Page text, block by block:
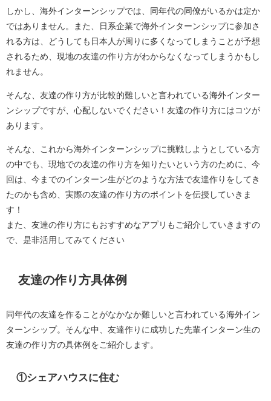
しかし、海外インターンシップでは、同年代の同僚がいるかは定か
ではありません。また、日系企業で海外インターンシップに参加さ
れる方は、どうしても日本人が周りに多くなってしまうことが予想
されるため、現地の友達の作り方がわからなくなってしまうかもし
れません。
そんな、友達の作り方が比較的難しいと言われている海外インター
ンシップですが、心配しないでください！友達の作り方にはコツが
あります。
そんな、これから海外インターンシップに挑戦しようとしている方
の中でも、現地での友達の作り方を知りたいという方のために、今
回は、今までのインターン生がどのような方法で友達作りをしてき
たのかも含め、実際の友達の作り方のポイントを伝授していきま
す！
また、友達の作り方にもおすすめなアプリもご紹介していきますの
で、是非活用してみてください
友達の作り方具体例
同年代の友達を作ることがなかなか難しいと言われている海外イン
ターンシップ。そんな中、友達作りに成功した先輩インターン生の
友達の作り方の具体例をご紹介します。
①シェアハウスに住む